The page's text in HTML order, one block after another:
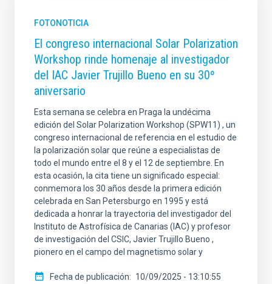
FOTONOTICIA
El congreso internacional Solar Polarization
Workshop rinde homenaje al investigador
del IAC Javier Trujillo Bueno en su 30º
aniversario
Esta semana se celebra en Praga la undécima
edición del Solar Polarization Workshop (SPW11) , un
congreso internacional de referencia en el estudio de
la polarización solar que reúne a especialistas de
todo el mundo entre el 8 y el 12 de septiembre. En
esta ocasión, la cita tiene un significado especial:
conmemora los 30 años desde la primera edición
celebrada en San Petersburgo en 1995 y está
dedicada a honrar la trayectoria del investigador del
Instituto de Astrofísica de Canarias (IAC) y profesor
de investigación del CSIC, Javier Trujillo Bueno ,
pionero en el campo del magnetismo solar y
Fecha de publicación 10/09/2025 - 13:10:55